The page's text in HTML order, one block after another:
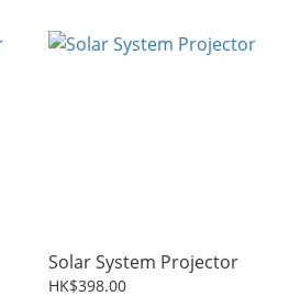
Solar System Projector
HK$398.00